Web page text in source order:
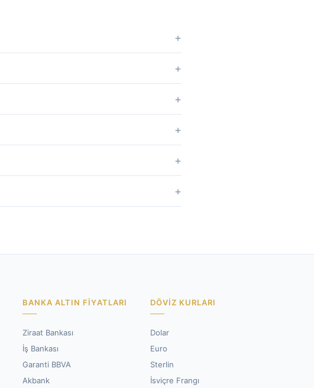
BANKA ALTIN FIYATLARI
Ziraat Bankası
İş Bankası
Garanti BBVA
Akbank
DÖVIZ KURLARI
Dolar
Euro
Sterlin
İsviçre Frangı